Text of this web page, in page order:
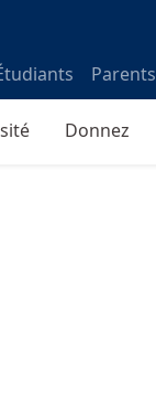
Parents
Donnez